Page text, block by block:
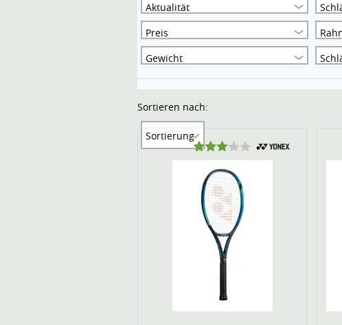
Aktualität
Preis
Gewicht
Sortieren nach:
Sortierung